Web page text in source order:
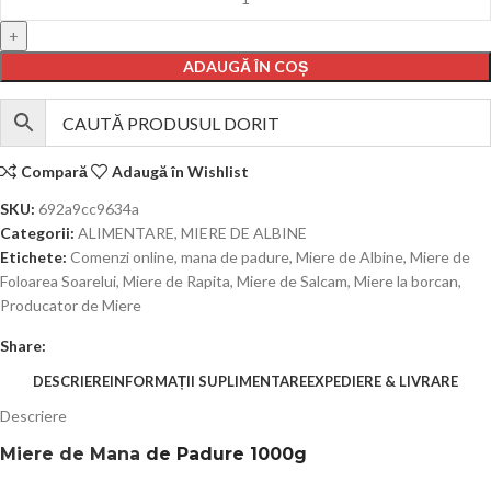
ADAUGĂ ÎN COȘ
Compară
Adaugă în Wishlist
SKU: 692a9cc9634a
Categorii: ALIMENTARE, MIERE DE ALBINE
Etichete: Comenzi online, mana de padure, Miere de Albine, Miere de
Foloarea Soarelui, Miere de Rapita, Miere de Salcam, Miere la borcan,
Producator de Miere
Share:
DESCRIEREINFORMAȚII SUPLIMENTAREEXPEDIERE & LIVRARE
Descriere
Miere de Mana de Padure 1000g